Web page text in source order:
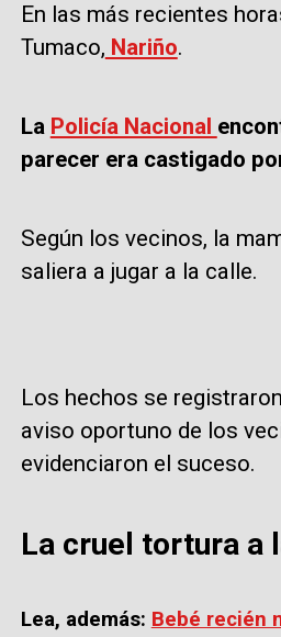
En las más recientes
Tumaco, Nariño.
La Policía Nacional
parecer era castigado
Según los vecinos, la
saliera a jugar a la calle.
Los hechos se
aviso oportuno de los
evidenciaron el suceso.
La cruel tortura a
Lea, además: Bebé recién